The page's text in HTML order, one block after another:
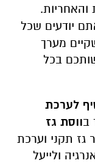
והאחריות.
יודעים שכל
מערך
בכל
לערכת
בווסת גז
גז תקני וערכת
ולייעל